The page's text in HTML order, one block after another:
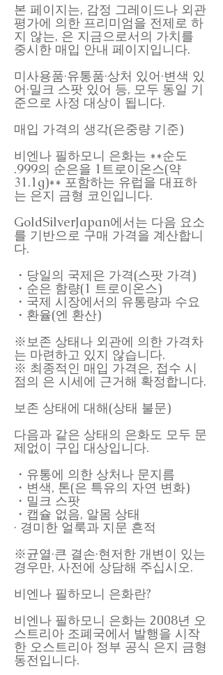
본 페이지는, 감정 그레이드나 외관
평가에 의한 프리미엄을 전제로 하
지 않는, 은 지금으로서의 가치를
중시한 매입 안내 페이지입니다.
미사용품·유통품·상처 있어·변색 있
어·밀크 스팟 있어 등, 모두 동일 기
준으로 사정 대상이 됩니다.
매입 가격의 생각(은중량 기준)
비엔나 필하모니 은화는 **순도
.999의 순은을 1트로이온스(약
31.1g)** 포함하는 유럽을 대표하
는 은지 금형 코인입니다.
GoldSilverJapan에서는 다음 요소
를 기반으로 구매 가격을 계산합니
다.
・당일의 국제은 가격(스팟 가격)
・순은 함량(1 트로이온스)
・국제 시장에서의 유통량과 수요
・환율(엔 환산)
※보존 상태나 외관에 의한 가격차
는 마련하고 있지 않습니다.
※ 최종적인 매입 가격은, 접수 시
점의 은 시세에 근거해 확정합니다.
보존 상태에 대해(상태 불문)
다음과 같은 상태의 은화도 모두 문
제없이 구입 대상입니다.
・유통에 의한 상처나 문지름
・변색, 톤(은 특유의 자연 변화)
・밀크 스팟
・캡슐 없음, 알몸 상태
· 경미한 얼룩과 지문 흔적
※균열·큰 결손·현저한 개변이 있는
경우만, 사전에 상담해 주십시오.
비엔나 필하모니 은화란?
비엔나 필하모니 은화는 2008년 오
스트리아 조폐국에서 발행을 시작
한 오스트리아 정부 공식 은지 금형
동전입니다.